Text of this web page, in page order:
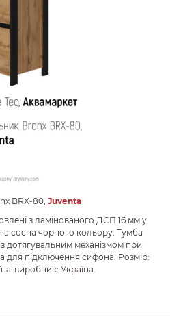
BRX-80, Juventa
з ламінованого ДСП 16 мм у
сосна чорного кольору. Тумба
дотягувальним механізмом при
для підключення сифона. Розмір:
виробник: Україна.